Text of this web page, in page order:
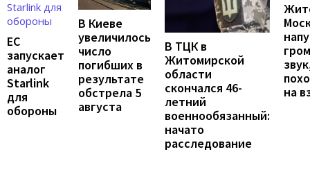
ЕС
запускает
аналог
Starlink
для
обороны
В Киеве
увеличилось
число
погибших в
результате
обстрела 5
августа
В ТЦК в
Житомирской
области
скончался 46-
летний
военнообязанный:
начато
расследование
на